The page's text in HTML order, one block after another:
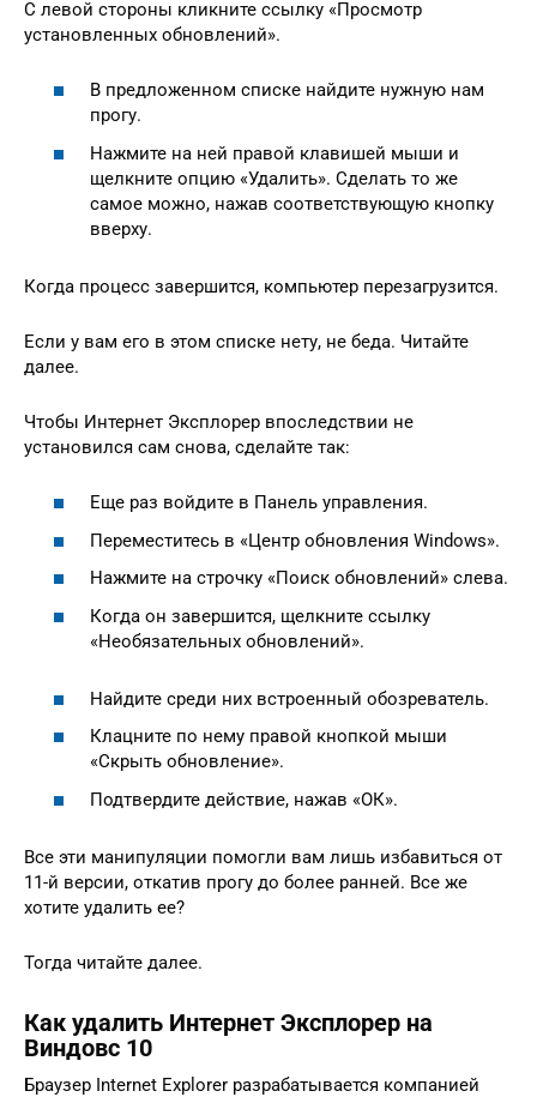
С левой стороны кликните ссылку «Просмотр
установленных обновлений».
В предложенном списке найдите нужную нам
прогу.
Нажмите на ней правой клавишей мыши и
щелкните опцию «Удалить». Сделать то же
самое можно, нажав соответствующую кнопку
вверху.
Когда процесс завершится, компьютер перезагрузится.
Если у вам его в этом списке нету, не беда. Читайте
далее.
Чтобы Интернет Эксплорер впоследствии не
установился сам снова, сделайте так:
Еще раз войдите в Панель управления.
Переместитесь в «Центр обновления Windows».
Нажмите на строчку «Поиск обновлений» слева.
Когда он завершится, щелкните ссылку
«Необязательных обновлений».
Найдите среди них встроенный обозреватель.
Клацните по нему правой кнопкой мыши
«Скрыть обновление».
Подтвердите действие, нажав «ОК».
Все эти манипуляции помогли вам лишь избавиться от
11-й версии, откатив прогу до более ранней. Все же
хотите удалить ее?
Тогда читайте далее.
Как удалить Интернет Эксплорер на
Виндовс 10
Браузер Internet Explorer разрабатывается компанией